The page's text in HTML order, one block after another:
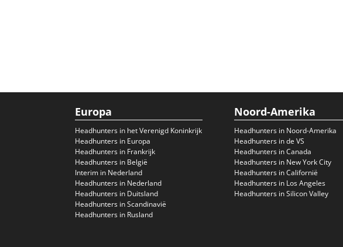
Europa
Headhunters in het Verenigd Koninkrijk
Headhunters in Europa
Headhunters in Frankrijk
Headhunters in België
Interim in Nederland
Headhunters in Nederland
Headhunters in Duitsland
Headhunters in Scandinavië
Headhunters in Rusland
Noord-Amerika
Headhunters in Noord-Amerika
Headhunters in de VS
Headhunters in Canada
Headhunters in New York City
Headhunters in Californië
Headhunters in Los Angeles
Headhunters in Silicon Valley